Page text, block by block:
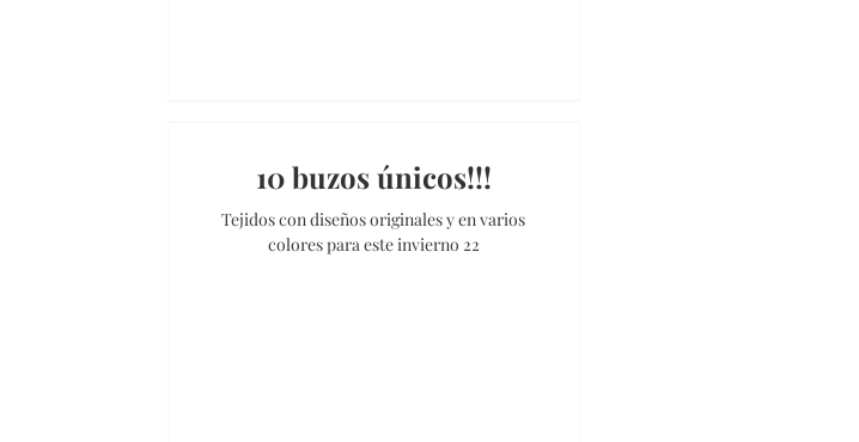
10 buzos únicos!!!
Tejidos con diseños originales y en varios
colores para este invierno 22